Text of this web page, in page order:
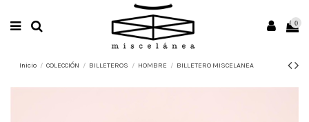
0
Inicio COLECCIÓN BILLETEROS HOMBRE BILLETERO MISCELANEA